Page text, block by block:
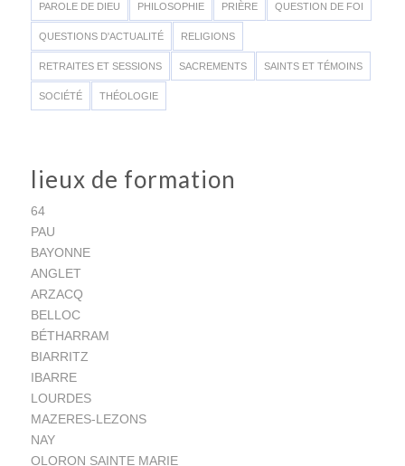
PAROLE DE DIEU PHILOSOPHIE PRIÈRE QUESTION DE FOI
QUESTIONS D'ACTUALITÉ RELIGIONS
RETRAITES ET SESSIONS SACREMENTS SAINTS ET TÉMOINS
SOCIÉTÉ THÉOLOGIE
lieux de formation
64
PAU
BAYONNE
ANGLET
ARZACQ
BELLOC
BÉTHARRAM
BIARRITZ
IBARRE
LOURDES
MAZERES-LEZONS
NAY
OLORON SAINTE MARIE